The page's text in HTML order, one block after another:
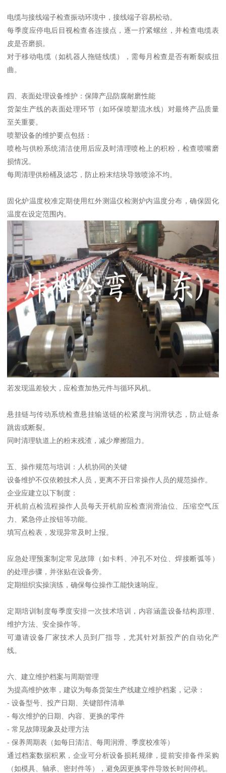
电缆与接线端子检查振动环境中，接线端子容易松动。
每季度应停电后目视检查各连接点，逐一拧紧螺丝，并检查电缆表
皮是否磨损。
对于移动电缆（如机器人拖链线缆），需每月检查是否有断裂或扭
曲。
四、表面处理设备维护：保障产品防腐耐磨性能
货架生产线的表面处理环节（如环保喷塑流水线）对最终产品质量
至关重要。
喷塑设备的维护要点包括：
喷枪与供粉系统清洁使用后应及时清理喷枪上的积粉，检查喷嘴磨
损情况。
每周清理供粉桶及滤芯，防止粉末结块导致喷涂不均。
固化炉温度校准定期使用红外测温仪检测炉内温度分布，确保固化
温度在设定范围内。
若发现温差较大，应检查加热元件与循环风机。
悬挂链与传动系统检查悬挂输送链的松紧度与润滑状态，防止链条
跳齿或断裂。
同时清理轨道上的粉末残渣，减少摩擦阻力。
五、操作规范与培训：人机协同的关键
设备维护不仅依赖技术人员，更离不开日常操作人员的规范操作。
企业应建立以下制度：
开机前点检流程操作人员每天开机前应检查润滑油位、压缩空气压
力、紧急停止按钮等功能。
填写点检表，发现异常及时上报。
应急处理预案制定常见故障（如卡料、冲孔不对位、焊接断弧等）
的处理步骤，并张贴在设备旁。
定期组织实操演练，确保每位操作工能快速响应。
定期培训制度每季度安排一次技术培训，内容涵盖设备结构原理、
维护方法、安全操作等。
可邀请设备厂家技术人员到厂指导，尤其针对新投产的自动化产
线。
六、建立维护档案与周期管理
为提高维护效率，建议为每条货架生产线建立维护档案，记录：
- 设备型号、投产日期、关键部件清单
- 每次维护的日期、内容、更换的零件
- 常见故障现象及处理方法
- 保养周期表（如每日清洁、每周润滑、季度校准等）
通过档案数据积累，企业可分析设备损耗规律，提前安排备件采购
（如模具、轴承、密封件等），避免因更换零件导致长时间停机。